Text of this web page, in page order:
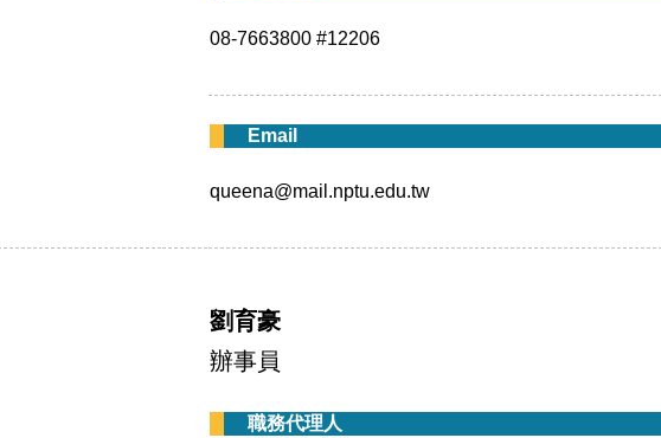
08-7663800 #12206
Email
queena@mail.nptu.edu.tw
劉育豪
辦事員
職務代理人